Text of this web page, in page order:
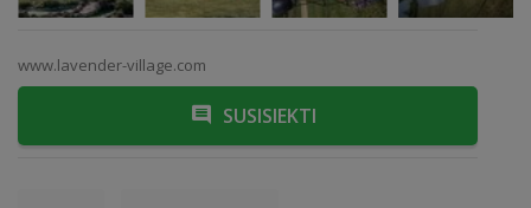
www.lavender-village.com
SUSISIEKTI